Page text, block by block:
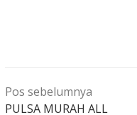
Navigasi
pos
Pos sebelumnya
PULSA MURAH ALL